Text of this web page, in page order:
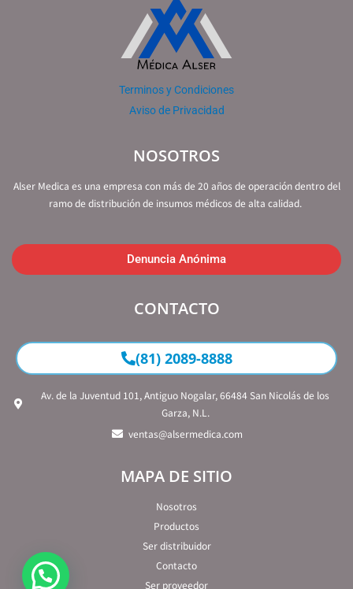
Terminos y Condiciones
Aviso de Privacidad
NOSOTROS
Alser Medica es una empresa con más de 20 años de operación dentro del
ramo de distribución de insumos médicos de alta calidad.
Denuncia Anónima
CONTACTO
(81) 2089-8888
Av. de la Juventud 101, Antiguo Nogalar, 66484 San Nicolás de los
Garza, N.L.
ventas@alsermedica.com
MAPA DE SITIO
Nosotros
Productos
Ser distribuidor
Contacto
Ser proveedor